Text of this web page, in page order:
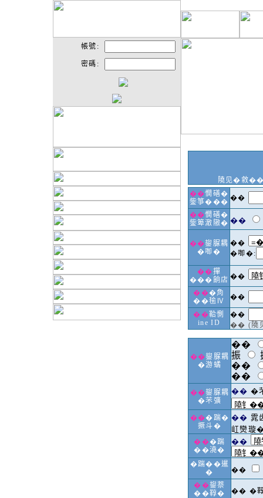
帳號:
密碼:
隢见�敹
��憪磰�
鈭箏��� ��
��憪磰�
鈭箄澈隞� ��
��鋆脲耦
�啣�
��
�啣�:
��撣
���餉店 ��
���𧢲
��毺Ⅳ
��
��鞈惻
ine ID
��
�� (隢
��鋆脲耦
�游𧑐
��
振
��
��
��鋆脲耦
�芣彍
�� �
���踹�
撅斗�
�� 雿
屸𤓖
���踹
��澆�
��
�踹��暹
�
��
��鋆萘
��鞟�
�� �